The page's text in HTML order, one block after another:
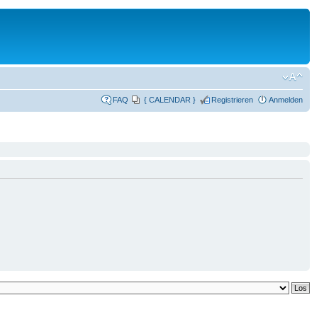
FAQ { CALENDAR } Registrieren Anmelden